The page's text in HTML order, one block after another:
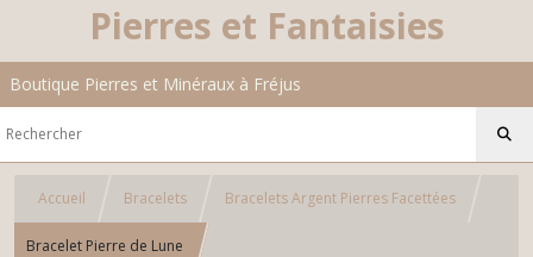
Pierres et Fantaisies
Boutique Pierres et Minéraux à Fréjus
Accueil Bracelets Bracelets Argent Pierres Facettées
Bracelet Pierre de Lune